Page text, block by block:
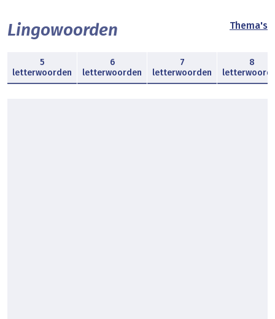
Lingowoorden Thema's
5
letterwoorden
6
letterwoorden
7
letterwoorden
8